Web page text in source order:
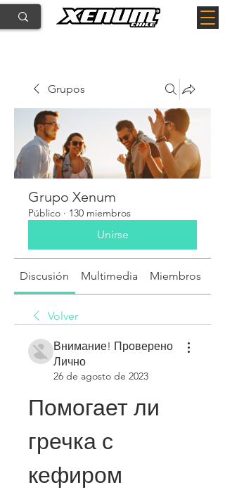
Grupos
Grupo Xenum
Público · 130 miembros
Unirse
Discusión Multimedia Miembros
Volver
Внимание! Проверено
Лично
26 de agosto de 2023
Помогает ли
гречка с
кефиром